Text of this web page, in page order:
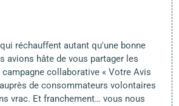
réchauffent autant qu'une bonne
avions hâte de vous partager les
collaborative « Votre Avis
de consommateurs volontaires
vrac. Et franchement… vous nous